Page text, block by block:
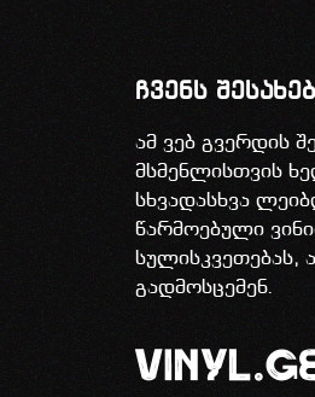
ჩვენს შესახებ
ამ ვებ გვერდის
მსმენლისთვის
სხვადასხვა
წარმოებული
სულისკვეთებას,
გადმოსცემენ.